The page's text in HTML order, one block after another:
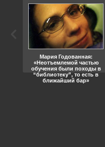
Мария Годованная:
«Неотъемлемой частью
обучения были походы в
“библиотеку”, то есть в
ближайший бар»